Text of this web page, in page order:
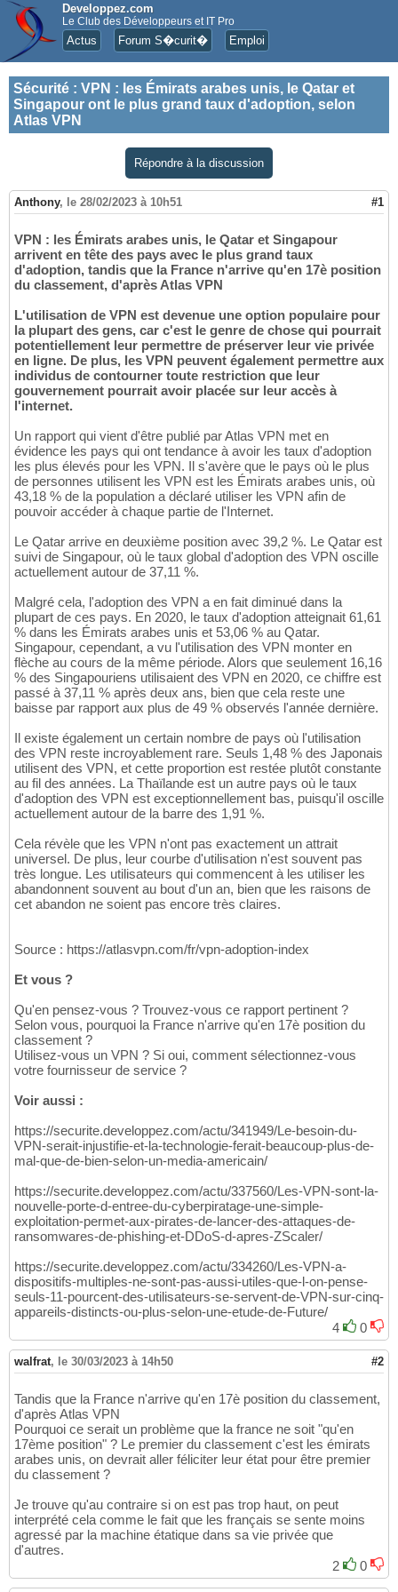
Developpez.com
Le Club des Développeurs et IT Pro
Actus Forum S�curit� Emploi
Sécurité : VPN : les Émirats arabes unis, le Qatar et
Singapour ont le plus grand taux d'adoption, selon
Atlas VPN
Répondre à la discussion
Anthony, le 28/02/2023 à 10h51 #1
VPN : les Émirats arabes unis, le Qatar et Singapour
arrivent en tête des pays avec le plus grand taux
d'adoption, tandis que la France n'arrive qu'en 17è position
du classement, d'après Atlas VPN
L'utilisation de VPN est devenue une option populaire pour
la plupart des gens, car c'est le genre de chose qui pourrait
potentiellement leur permettre de préserver leur vie privée
en ligne. De plus, les VPN peuvent également permettre aux
individus de contourner toute restriction que leur
gouvernement pourrait avoir placée sur leur accès à
l'internet.
Un rapport qui vient d'être publié par Atlas VPN met en
évidence les pays qui ont tendance à avoir les taux d'adoption
les plus élevés pour les VPN. Il s'avère que le pays où le plus
de personnes utilisent les VPN est les Émirats arabes unis, où
43,18 % de la population a déclaré utiliser les VPN afin de
pouvoir accéder à chaque partie de l'Internet.
Le Qatar arrive en deuxième position avec 39,2 %. Le Qatar est
suivi de Singapour, où le taux global d'adoption des VPN oscille
actuellement autour de 37,11 %.
Malgré cela, l'adoption des VPN a en fait diminué dans la
plupart de ces pays. En 2020, le taux d'adoption atteignait 61,61
% dans les Émirats arabes unis et 53,06 % au Qatar.
Singapour, cependant, a vu l'utilisation des VPN monter en
flèche au cours de la même période. Alors que seulement 16,16
% des Singapouriens utilisaient des VPN en 2020, ce chiffre est
passé à 37,11 % après deux ans, bien que cela reste une
baisse par rapport aux plus de 49 % observés l'année dernière.
Il existe également un certain nombre de pays où l'utilisation
des VPN reste incroyablement rare. Seuls 1,48 % des Japonais
utilisent des VPN, et cette proportion est restée plutôt constante
au fil des années. La Thaïlande est un autre pays où le taux
d'adoption des VPN est exceptionnellement bas, puisqu'il oscille
actuellement autour de la barre des 1,91 %.
Cela révèle que les VPN n'ont pas exactement un attrait
universel. De plus, leur courbe d'utilisation n'est souvent pas
très longue. Les utilisateurs qui commencent à les utiliser les
abandonnent souvent au bout d'un an, bien que les raisons de
cet abandon ne soient pas encore très claires.
Source : https://atlasvpn.com/fr/vpn-adoption-index
Et vous ?
Qu'en pensez-vous ? Trouvez-vous ce rapport pertinent ?
Selon vous, pourquoi la France n'arrive qu'en 17è position du
classement ?
Utilisez-vous un VPN ? Si oui, comment sélectionnez-vous
votre fournisseur de service ?
Voir aussi :
https://securite.developpez.com/actu/341949/Le-besoin-du-
VPN-serait-injustifie-et-la-technologie-ferait-beaucoup-plus-de-
mal-que-de-bien-selon-un-media-americain/
https://securite.developpez.com/actu/337560/Les-VPN-sont-la-
nouvelle-porte-d-entree-du-cyberpiratage-une-simple-
exploitation-permet-aux-pirates-de-lancer-des-attaques-de-
ransomwares-de-phishing-et-DDoS-d-apres-ZScaler/
https://securite.developpez.com/actu/334260/Les-VPN-a-
dispositifs-multiples-ne-sont-pas-aussi-utiles-que-l-on-pense-
seuls-11-pourcent-des-utilisateurs-se-servent-de-VPN-sur-cinq-
appareils-distincts-ou-plus-selon-une-etude-de-Future/
4
0
walfrat, le 30/03/2023 à 14h50 #2
Tandis que la France n'arrive qu'en 17è position du classement,
d'après Atlas VPN
Pourquoi ce serait un problème que la france ne soit "qu'en
17ème position" ? Le premier du classement c'est les émirats
arabes unis, on devrait aller féliciter leur état pour être premier
du classement ?
Je trouve qu'au contraire si on est pas trop haut, on peut
interprété cela comme le fait que les français se sente moins
agressé par la machine étatique dans sa vie privée que
d'autres.
2
0